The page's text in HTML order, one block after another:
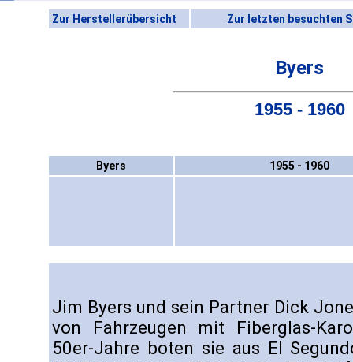
Zur Herstellerübersicht Zur letzten besuchten
Byers
1955 - 1960
Byers 1955 - 1960
Jim Byers und sein Partner Dick
von Fahrzeugen mit Fiberglas-
50er-Jahre boten sie aus El